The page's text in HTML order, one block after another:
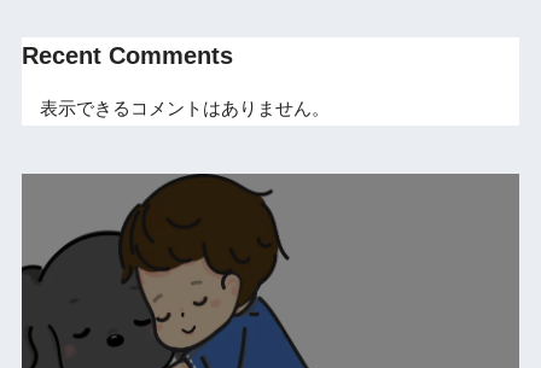
Recent Comments
表示できるコメントはありません。